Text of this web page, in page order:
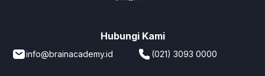
Hubungi Kami
info@brainacademy.id (021) 3093 0000